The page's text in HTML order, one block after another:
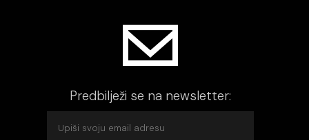
Predbilježi se na newsletter: